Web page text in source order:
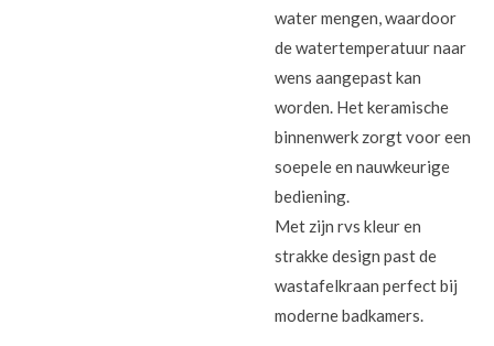
water mengen, waardoor
de watertemperatuur naar
wens aangepast kan
worden. Het keramische
binnenwerk zorgt voor een
soepele en nauwkeurige
bediening.
Met zijn rvs kleur en
strakke design past de
wastafelkraan perfect bij
moderne badkamers.